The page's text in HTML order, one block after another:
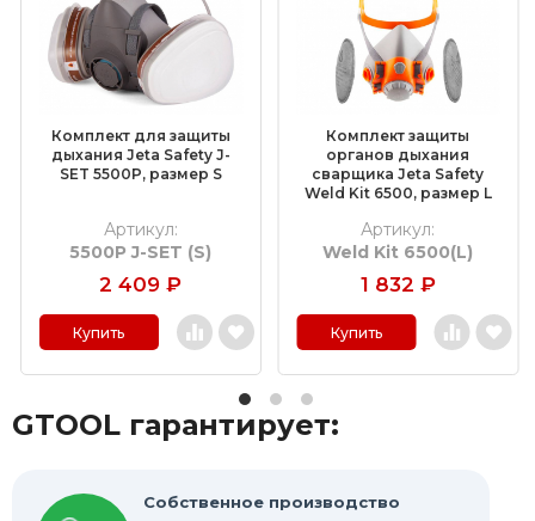
Обдирочные круги
Шлифовальные валики Фибровые круги
Абразивные шлифовальные головки
Шлифовальные листы и рулоны
Круги с креплением Roloc™
Шлифовальные абразивные ленты
Отрезные круги по металлу
Шлифовальные гильзы
Комплект для защиты
дыхания Jeta Safety J-
SET 5500P, размер S
Артикул:
5500P J-SET (S)
2 409 ₽
Купить
Комплект защиты
органов дыхания
сварщика Jeta Safety
Weld Kit 6500, размер L
Артикул:
Weld Kit 6500(L)
1 832 ₽
Купить
GTOOL гарантирует:
Собственное производство